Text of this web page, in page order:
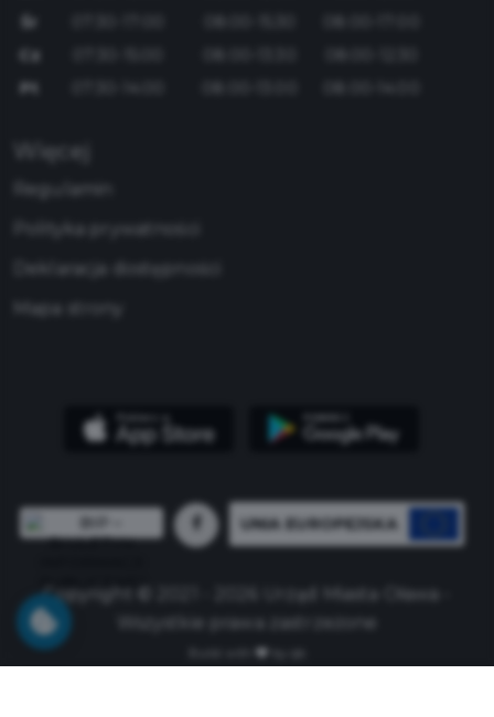
Śr
Cz
Pt
Więcej
Regulamin
Polityka prywatności
Deklaracja dostępności
Mapa strony
UNIA EUROPEJSKA
Copyright © 2021 - 2026 Urząd Miasta Oława -
Wszystkie prawa zastrzeżone